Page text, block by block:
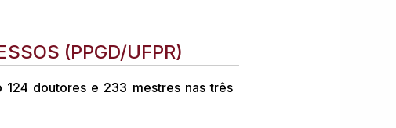
(PPGD/UFPR)
124 doutores e 233 mestres nas três